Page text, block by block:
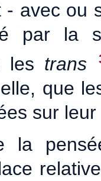
- avec ou
par la
les trans
que
sur
la